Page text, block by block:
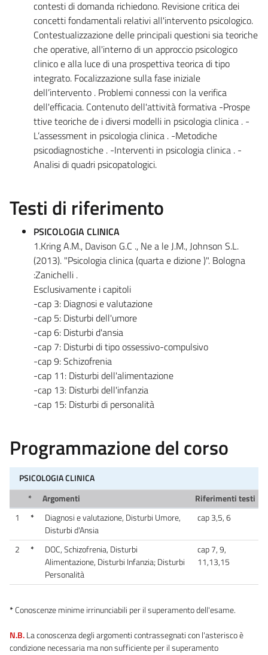
contesti di domanda richiedono. Revisione critica dei
concetti fondamentali relativi all'intervento psicologico.
Contestualizzazione delle principali questioni sia teoriche
che operative, all'interno di un approccio psicologico
clinico e alla luce di una prospettiva teorica di tipo
integrato. Focalizzazione sulla fase iniziale
dell’intervento . Problemi connessi con la verifica
dell'efficacia. Contenuto dell'attività formativa -Prospe
ttive teoriche de i diversi modelli in psicologia clinica . -
L’assessment in psicologia clinica . -Metodiche
psicodiagnostiche . -Interventi in psicologia clinica . -
Analisi di quadri psicopatologici.
Testi di riferimento
PSICOLOGIA CLINICA
1.Kring A.M., Davison G.C ., Ne a le J.M., Johnson S.L.
(2013). "Psicologia clinica (quarta e dizione )". Bologna
:Zanichelli .
Esclusivamente i capitoli
-cap 3: Diagnosi e valutazione
-cap 5: Disturbi dell'umore
-cap 6: Disturbi d'ansia
-cap 7: Disturbi di tipo ossessivo-compulsivo
-cap 9: Schizofrenia
-cap 11: Disturbi dell'alimentazione
-cap 13: Disturbi dell'infanzia
-cap 15: Disturbi di personalità
Programmazione del corso
PSICOLOGIA CLINICA
*
Argomenti
Riferimenti testi
1
*
Diagnosi e valutazione, Disturbi Umore,
Disturbi d'Ansia
cap 3,5, 6
2 *
DOC, Schizofrenia, Disturbi
Alimentazione, Disturbi Infanzia; Disturbi
Personalità
cap 7, 9,
11,13,15
*Conoscenze minime irrinunciabili per il superamento dell'esame.
N.B.La conoscenza degli argomenti contrassegnati con l'asterisco è
condizione necessaria ma non sufficiente per il superamento